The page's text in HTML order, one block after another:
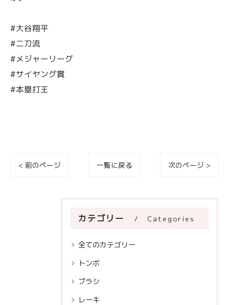
#大谷翔平
#二刀流
#メジャーリーグ
#サイヤング賞
#本塁打王
< 前のページ 一覧に戻る 次のページ >
カテゴリー Categories
全てのカテゴリー
トンボ
ブラシ
レーキ